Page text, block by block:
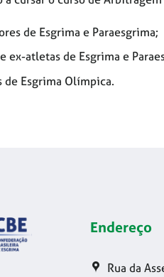
de Esgrima e Paraesgrima;
ex-atletas de Esgrima e
de Esgrima Olímpica.
Endereço
Rua da